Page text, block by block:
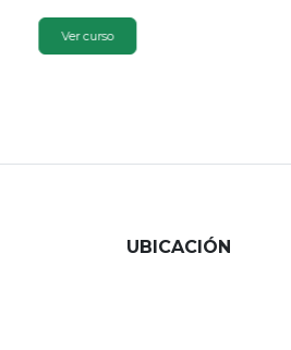
Ver curso
UBICACIÓN